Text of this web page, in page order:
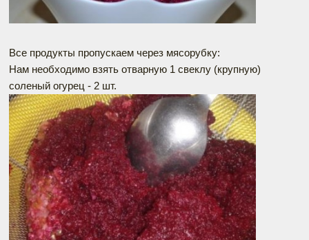
Все продукты пропускаем через мясорубку:
Нам необходимо взять отварную 1 свеклу (крупную)
соленый огурец - 2 шт.